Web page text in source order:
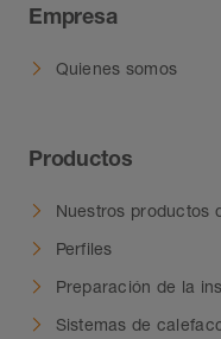
Empresa
Quienes somos
Productos
Nuestros productos
Perfiles
Preparación de la
Sistemas de